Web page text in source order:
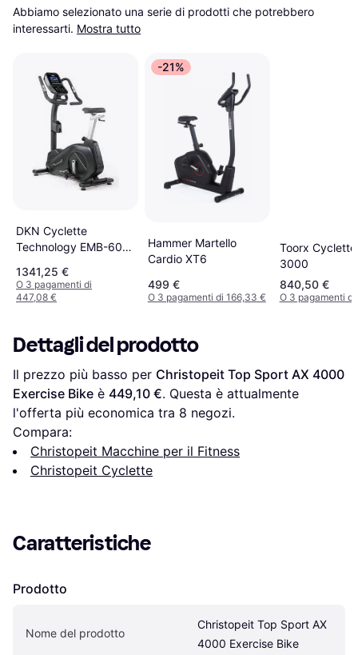
Abbiamo selezionato una serie di prodotti che potrebbero
interessarti. Mostra tutto
DKN Cyclette
Technology EMB-600
1341,25 €
O 3 pagamenti di
447,08 €
-21%
Hammer Martello
Cardio XT6
499 €
O 3 pagamenti di 166,33 €
Toorx Cyclette
3000
840,50 €
O 3 pagamenti di
Dettagli del prodotto
Il prezzo più basso per Christopeit Top Sport AX 4000
Exercise Bike è 449,10 €. Questa è attualmente
l'offerta più economica tra 8 negozi.
Compara:
Christopeit Macchine per il Fitness
Christopeit Cyclette
Caratteristiche
Prodotto
Nome del prodotto
Christopeit Top Sport AX
4000 Exercise Bike